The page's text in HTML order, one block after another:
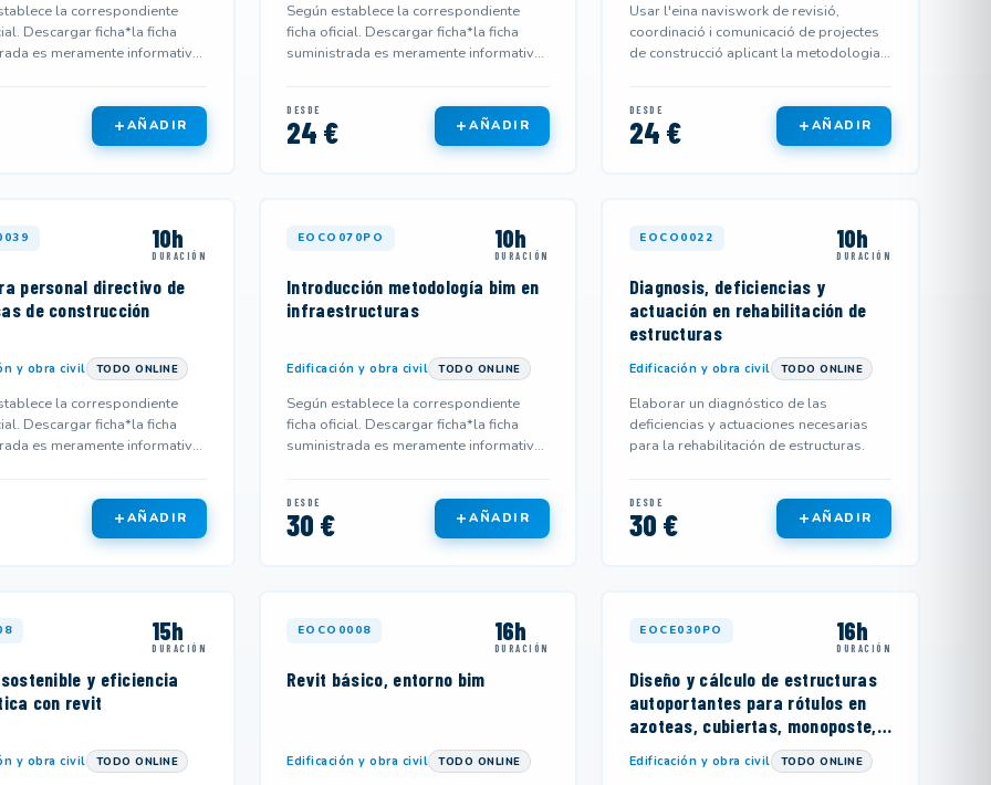
la correspondiente
Descargar ficha*la ficha
es meramente informativa
AÑADIR
Según establece la correspondiente
ficha oficial. Descargar ficha*la ficha
suministrada es meramente informativa
DESDE
24 € AÑADIR
Usar l'eina naviswork de revisió,
coordinació i comunicació de projectes
de construcció aplicant la metodologia
DESDE
24 € AÑADIR
10h
DURACIÓN
personal directivo de
de construcción
y obra civil TODO ONLINE
la correspondiente
Descargar ficha*la ficha
es meramente informativa
AÑADIR
EOCO070PO 10h
DURACIÓN
Introducción metodología bim en
infraestructuras
Edificación y obra civil TODO ONLINE
Según establece la correspondiente
ficha oficial. Descargar ficha*la ficha
suministrada es meramente informativa
DESDE
30 € AÑADIR
EOCO0022 10h
DURACIÓN
Diagnosis, deficiencias y
actuación en rehabilitación de
estructuras
Edificación y obra civil TODO ONLINE
Elaborar un diagnóstico de las
deficiencias y actuaciones necesarias
para la rehabilitación de estructuras.
DESDE
30 € AÑADIR
15h
DURACIÓN
sostenible y eficiencia
con revit
y obra civil TODO ONLINE
EOCO0008 16h
DURACIÓN
Revit básico, entorno bim
Edificación y obra civil TODO ONLINE
EOCE030PO 16h
DURACIÓN
Diseño y cálculo de estructuras
autoportantes para rótulos en
azoteas, cubiertas, monoposte,
Edificación y obra civil TODO ONLINE